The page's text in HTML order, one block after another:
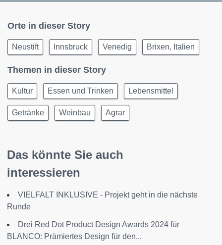
Orte in dieser Story
Neustift Innsbruck Venedig Brixen, Italien
Themen in dieser Story
Kultur Essen und Trinken Lebensmittel
Getränke Weinbau Agrar
Das könnte Sie auch
interessieren
VIELFALT INKLUSIVE - Projekt geht in die nächste
Runde
Drei Red Dot Product Design Awards 2024 für
BLANCO: Prämiertes Design für den...